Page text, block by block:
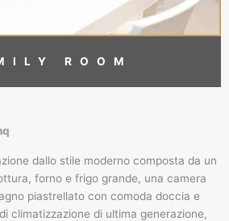
dallo stile moderno composta da un
forno e frigo grande, una camera
piastrellato con comoda doccia e
climatizzazione di ultima generazione,
ROOM